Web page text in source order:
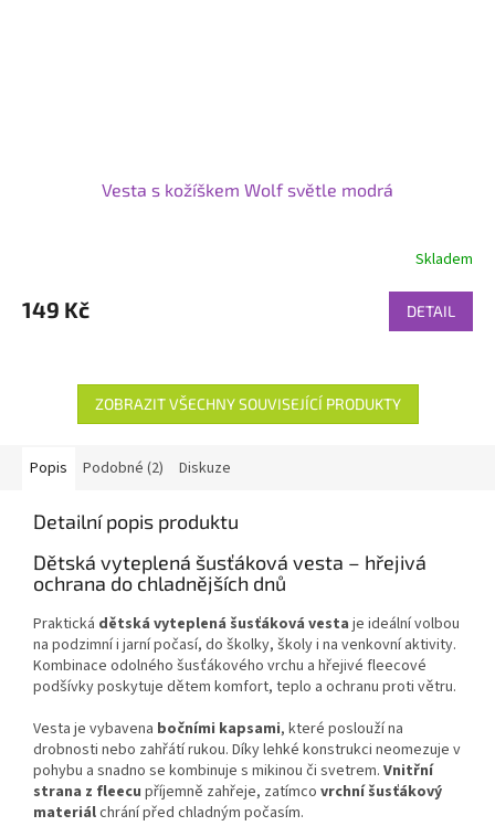
Vesta s kožíškem Wolf světle modrá
Skladem
149 Kč DETAIL
ZOBRAZIT VŠECHNY SOUVISEJÍCÍ PRODUKTY
Popis Podobné (2) Diskuze
Detailní popis produktu
Dětská vyteplená šusťáková vesta – hřejivá
ochrana do chladnějších dnů
Praktická dětská vyteplená šusťáková vesta je ideální volbou
na podzimní i jarní počasí, do školky, školy i na venkovní aktivity.
Kombinace odolného šusťákového vrchu a hřejivé fleecové
podšívky poskytuje dětem komfort, teplo a ochranu proti větru.
Vesta je vybavena bočními kapsami, které poslouží na
drobnosti nebo zahřátí rukou. Díky lehké konstrukci neomezuje v
pohybu a snadno se kombinuje s mikinou či svetrem. Vnitřní
strana z fleecu příjemně zahřeje, zatímco vrchní šusťákový
materiálchrání před chladným počasím.